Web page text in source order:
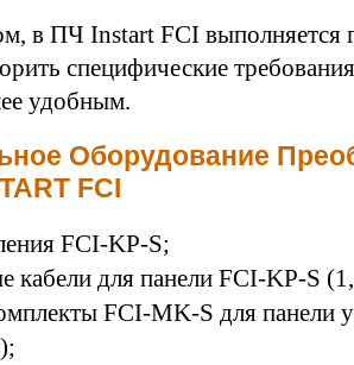
в ПЧ Instart FCI выполняется
специфические требования
удобным.
Оборудование
FCI
FCI-KP-S;
кабели для панели FCI-KP-S
FCI-MK-S для панели